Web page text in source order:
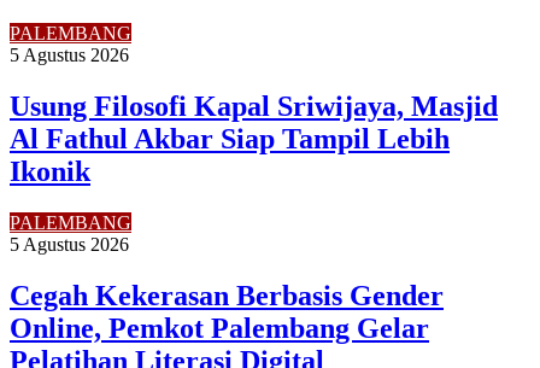
PALEMBANG
5 Agustus 2026
Usung Filosofi Kapal Sriwijaya, Masjid
Al Fathul Akbar Siap Tampil Lebih
Ikonik
PALEMBANG
5 Agustus 2026
Cegah Kekerasan Berbasis Gender
Online, Pemkot Palembang Gelar
Pelatihan Literasi Digital